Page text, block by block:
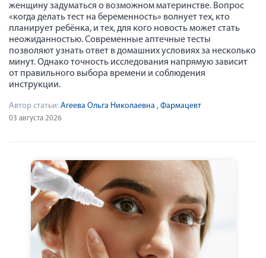
женщину задуматься о возможном материнстве. Вопрос
«когда делать тест на беременность» волнует тех, кто
планирует ребёнка, и тех, для кого новость может стать
неожиданностью. Современные аптечные тесты
позволяют узнать ответ в домашних условиях за несколько
минут. Однако точность исследования напрямую зависит
от правильного выбора времени и соблюдения
инструкции.
Автор статьи: Агеева Ольга Николаевна , Фармацевт
03 августа 2026